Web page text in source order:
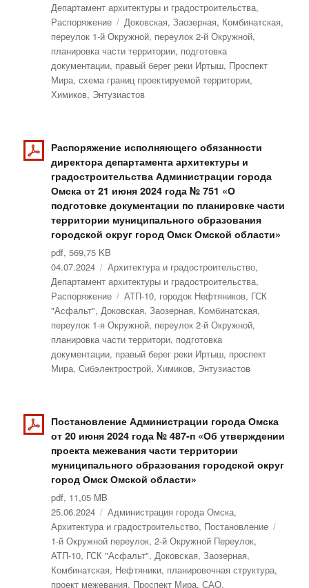
Департамент архитектуры и градостроительства,
Распоряжение
Метки
Доковская,Заозерная, Комбинатская,
переулок 1-й Окружной, переулок 2-й Окружной,
планировка части территории, подготовка
документации, правый берег реки Иртыш, Проспект
Мира,схема границ проектируемой территории,
Химиков, Энтузиастов
Распоряжение исполняющего обязанности
директора департамента архитектуры и
градостроительства Администрации города
Омска от 21 июня 2024 года № 751 «О
подготовке документации по планировке части
территории муниципального образования
городской округ город Омск Омской области»
pdf, 569,75 KB
Опубликовано
04.07.2024 Рубрики
Архитектура и градостроительство,
Департамент архитектуры и градостроительства,
Распоряжение
Метки
АТП-10, городок Нефтяников, ГСК
"Асфальт",Доковская,Заозерная, Комбинатская,
переулок 1-я Окружной, переулок 2-й Окружной,
планировка части территори, подготовка
документации, правый берег реки Иртыш, проспект
Мира,Сибэлектрострой,Химиков, Энтузиастов
Постановление Администрации города Омска
от 20 июня 2024 года № 487-п «Об утверждении
проекта межевания части территории
муниципального образования городской округ
город Омск Омской области»
pdf, 11,05 MB
Опубликовано
25.06.2024 Рубрики
Администрация города Омска,
Архитектура и градостроительство, Постановление
1-й Окружной переулок,2-й Окружной Переулок,
АТП-10, ГСК "Асфальт",Доковская,Заозерная,
Комбинатская, Нефтяники, планировочная структура,
проект межевания, Проспект Мира,САО,